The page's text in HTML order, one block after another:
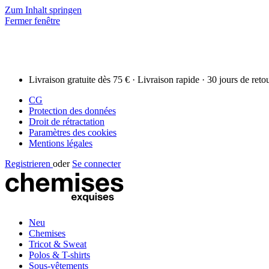
Zum Inhalt springen
Fermer fenêtre
Livraison gratuite dès 75 € · Livraison rapide · 30 jours de
CG
Protection des données
Droit de rétractation
Paramètres des cookies
Mentions légales
Registrieren oder Se connecter
Neu
Chemises
Tricot & Sweat
Polos & T-shirts
Sous-vêtements